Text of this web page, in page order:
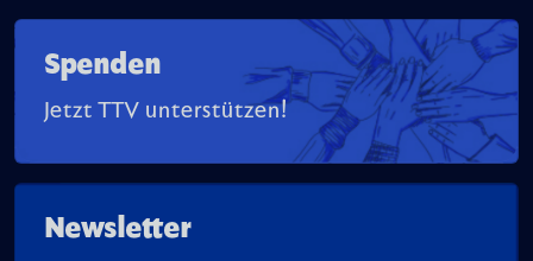
Spenden
Jetzt TTV unterstützen!
Newsletter